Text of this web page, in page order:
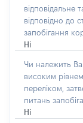
відповідальне
відповідно до
запобігання
Ні
Чи належить
високим
переліком,
питань
Ні